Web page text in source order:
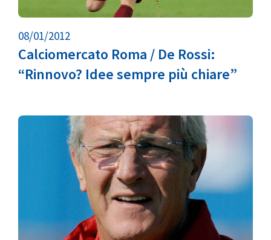
08/01/2012
Calciomercato Roma / De Rossi:
“Rinnovo? Idee sempre più chiare”